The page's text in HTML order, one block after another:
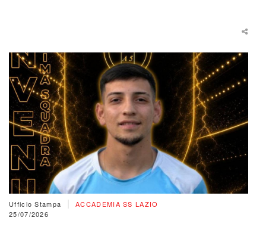
Ufficio Stampa
ACCADEMIA SS LAZIO
25/07/2026